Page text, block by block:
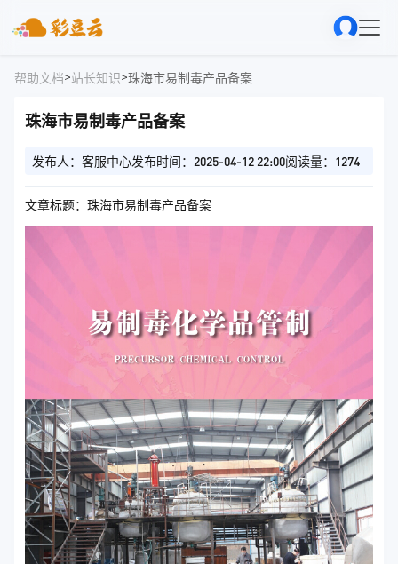
帮助文档>站长知识>珠海市易制毒产品备案
珠海市易制毒产品备案
发布人：客服中心发布时间：2025-04-12 22:00阅读量：1274
文章标题：珠海市易制毒产品备案